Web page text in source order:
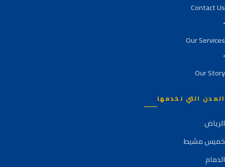
Contact Us
Our Services
Our Story
المدن التي نخدمها
الرياض
خميس مشيط
الدمام